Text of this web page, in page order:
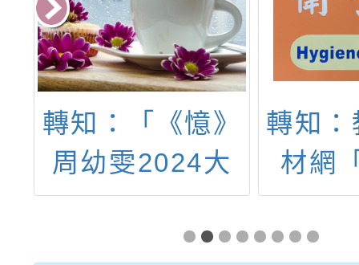
轉知：「《憶》
周幼雯2024大
提琴獨奏會」
轉知
材網
起」
「視